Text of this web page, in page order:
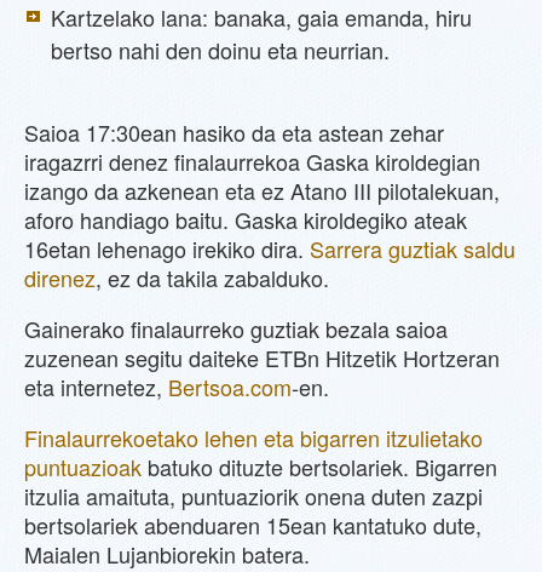
Kartzelako lana: banaka, gaia emanda, hiru
bertso nahi den doinu eta neurrian.
Saioa 17:30ean hasiko da eta astean zehar
iragazrri denez finalaurrekoa Gaska kiroldegian
izango da azkenean eta ez Atano III pilotalekuan,
aforo handiago baitu. Gaska kiroldegiko ateak
16etan lehenago irekiko dira. Sarrera guztiak saldu
direnez, ez da takila zabalduko.
Gainerako finalaurreko guztiak bezala saioa
zuzenean segitu daiteke ETBn Hitzetik Hortzeran
eta internetez, Bertsoa.com-en.
Finalaurrekoetako lehen eta bigarren itzulietako
puntuazioak batuko dituzte bertsolariek. Bigarren
itzulia amaituta, puntuaziorik onena duten zazpi
bertsolariek abenduaren 15ean kantatuko dute,
Maialen Lujanbiorekin batera.